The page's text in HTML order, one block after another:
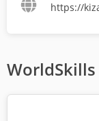
https://
WorldSkills